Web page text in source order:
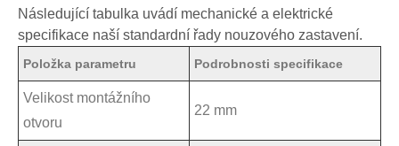
Následující tabulka uvádí mechanické a elektrické
specifikace naší standardní řady nouzového zastavení.
Položka parametru Podrobnosti specifikace
Velikost montážního
otvoru
22 mm